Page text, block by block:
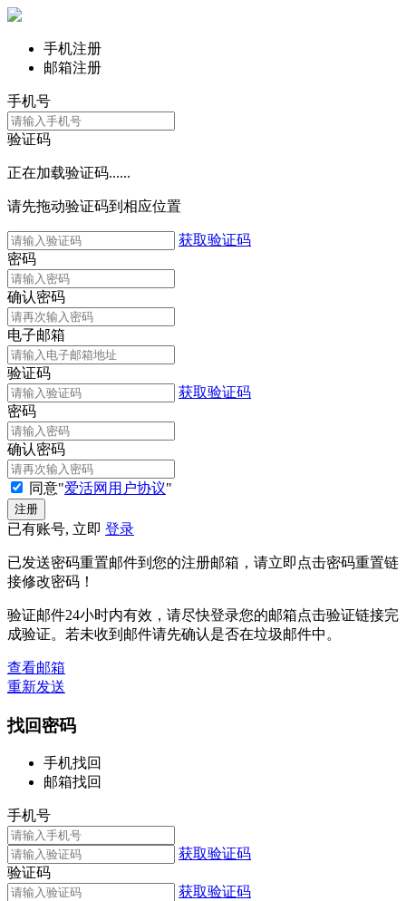
手机注册
邮箱注册
手机号
验证码
正在加载验证码......
请先拖动验证码到相应位置
获取验证码
密码
确认密码
电子邮箱
验证码
获取验证码
密码
确认密码
同意"爱活网用户协议"
已有账号, 立即 登录
已发送密码重置邮件到您的注册邮箱，请立即点击密码重置链
接修改密码！
验证邮件24小时内有效，请尽快登录您的邮箱点击验证链接完
成验证。若未收到邮件请先确认是否在垃圾邮件中。
查看邮箱
重新发送
找回密码
手机找回
邮箱找回
手机号
获取验证码
验证码
获取验证码